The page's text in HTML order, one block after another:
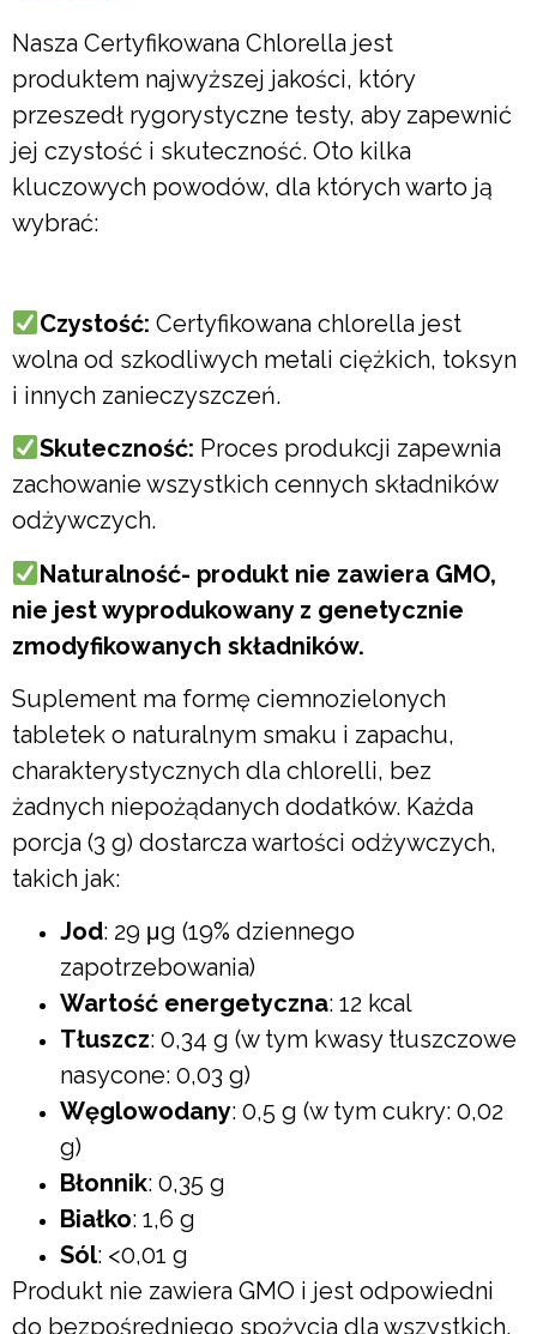
Nasza Certyfikowana Chlorella jest
produktem najwyższej jakości, który
przeszedł rygorystyczne testy, aby zapewnić
jej czystość i skuteczność. Oto kilka
kluczowych powodów, dla których warto ją
wybrać:
Czystość: Certyfikowana chlorella jest
wolna od szkodliwych metali ciężkich, toksyn
i innych zanieczyszczeń.
Skuteczność: Proces produkcji zapewnia
zachowanie wszystkich cennych składników
odżywczych.
Naturalność- produkt nie zawiera GMO,
nie jest wyprodukowany z genetycznie
zmodyfikowanych składników.
Suplement ma formę ciemnozielonych
tabletek o naturalnym smaku i zapachu,
charakterystycznych dla chlorelli, bez
żadnych niepożądanych dodatków. Każda
porcja (3 g) dostarcza wartości odżywczych,
takich jak:
Jod: 29 μg (19% dziennego
zapotrzebowania)
Wartość energetyczna: 12 kcal
Tłuszcz: 0,34 g (w tym kwasy tłuszczowe
nasycone: 0,03 g)
Węglowodany: 0,5 g (w tym cukry: 0,02
g)
Błonnik: 0,35 g
Białko: 1,6 g
Sól: <0,01 g
Produkt nie zawiera GMO i jest odpowiedni
do bezpośredniego spożycia dla wszystkich,